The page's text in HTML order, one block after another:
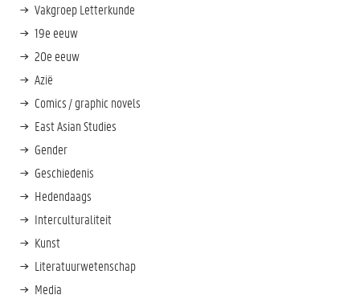
Vakgroep Letterkunde
19e eeuw
20e eeuw
Azië
Comics / graphic novels
East Asian Studies
Gender
Geschiedenis
Hedendaags
Interculturaliteit
Kunst
Literatuurwetenschap
Media